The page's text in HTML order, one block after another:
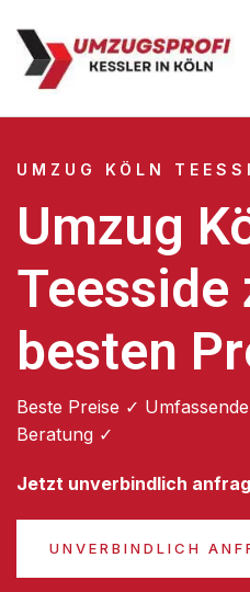
UMZUG KÖLN
Umzug
Teesside
besten
Beste Preise ✓
Beratung ✓
Jetzt unverbindlich
UNVERBINDLICH